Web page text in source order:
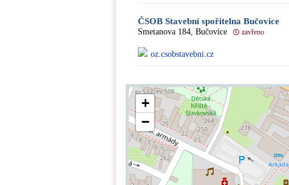
ČSOB Stavební spořitelna Bučovice
Smetanova 184, Bučovice zavřeno
oz.csobstavebni.cz
+
−